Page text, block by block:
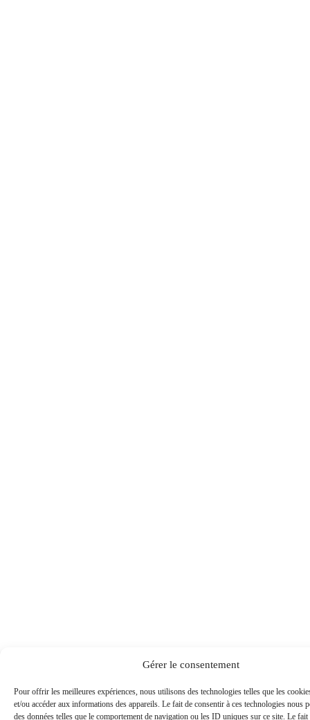
Gérer le consentement
Pour offrir les meilleures expériences, nous utilisons des technologies telles que les
et/ou accéder aux informations des appareils. Le fait de consentir à ces technologies nous
des données telles que le comportement de navigation ou les ID uniques sur ce site. Le fait